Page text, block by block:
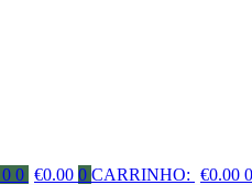
0 0 €0.00 0 CARRINHO: €0.00 0